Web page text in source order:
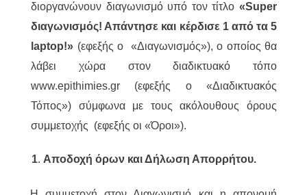
διοργανώνουν διαγωνισμό υπό τον τίτλο «Super
διαγωνισμός! Απάντησε και κέρδισε 1 από τα 5
laptop!» (εφεξής ο «Διαγωνισμός»), ο οποίος θα
λάβει χώρα στον διαδικτυακό τόπο
www.epithimies.gr (εφεξής ο «Διαδικτυακός
Τόπος») σύμφωνα με τους ακόλουθους όρους
συμμετοχής (εφεξής οι «Όροι»).
1. Αποδοχή όρων και Δήλωση Απορρήτου.